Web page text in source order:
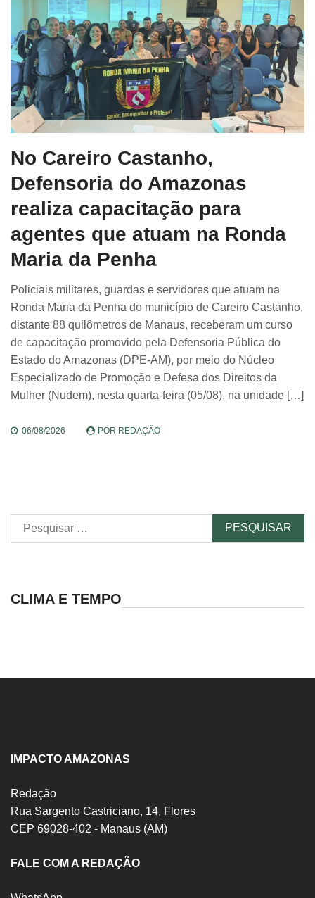
No Careiro Castanho,
Defensoria do Amazonas
realiza capacitação para
agentes que atuam na Ronda
Maria da Penha
Policiais militares, guardas e servidores que atuam na
Ronda Maria da Penha do município de Careiro Castanho,
distante 88 quilômetros de Manaus, receberam um curso
de capacitação promovido pela Defensoria Pública do
Estado do Amazonas (DPE-AM), por meio do Núcleo
Especializado de Promoção e Defesa dos Direitos da
Mulher (Nudem), nesta quarta-feira (05/08), na unidade […]
06/08/2026 POR REDAÇÃO
Pesquisar
por:
CLIMA E TEMPO
IMPACTO AMAZONAS
Redação
Rua Sargento Castriciano, 14, Flores
CEP 69028-402 - Manaus (AM)
FALE COM A REDAÇÃO